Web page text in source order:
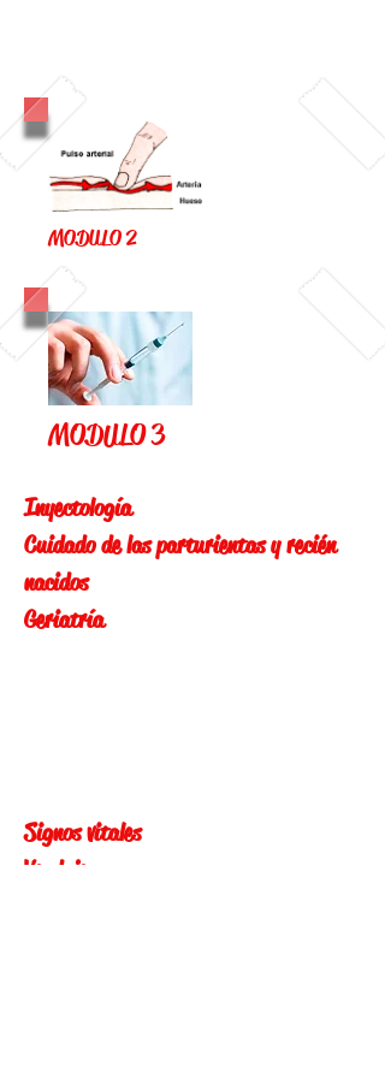
MODULO 2
MODULO 3
Inyectología
Cuidado de las parturientas y recién
nacidos
Geriatría
Signos vitales
Vendajes